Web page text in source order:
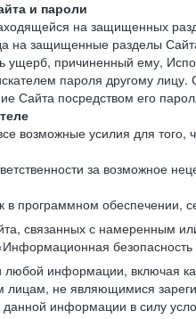
и пароли
на защищенных
на защищенные разделы
ущерб, причиненный ему,
пароля другому лицу.
Сайта посредством его
возможные усилия для
за возможное
в программном обеспечении,
связанных с намеренным
информации, включая
лицам, не являющимися
информации в силу